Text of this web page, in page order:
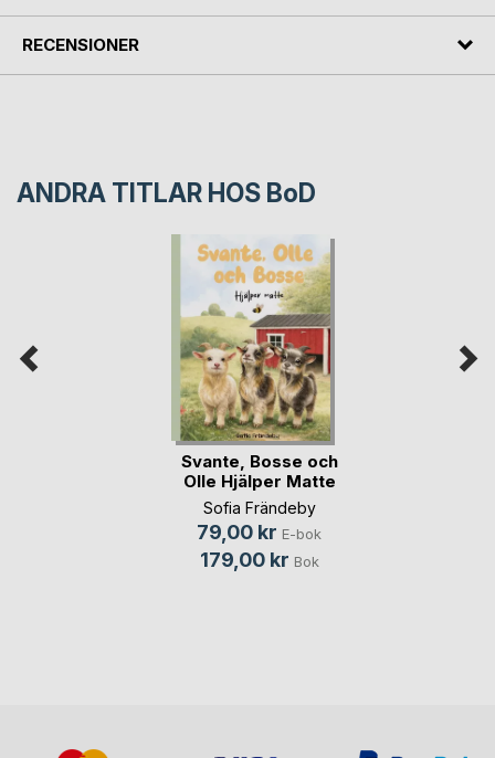
RECENSIONER
ANDRA TITLAR HOS BoD
Svante, Bosse och
Olle Hjälper Matte
Sofia Frändeby
79,00 kr E-bok
179,00 kr Bok